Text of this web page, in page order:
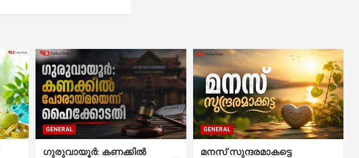
GENERAL
ഗുരുവായൂർ: കണക്കിൽ
GENERAL
മനസ് സുന്ദരമാകട്ടെ